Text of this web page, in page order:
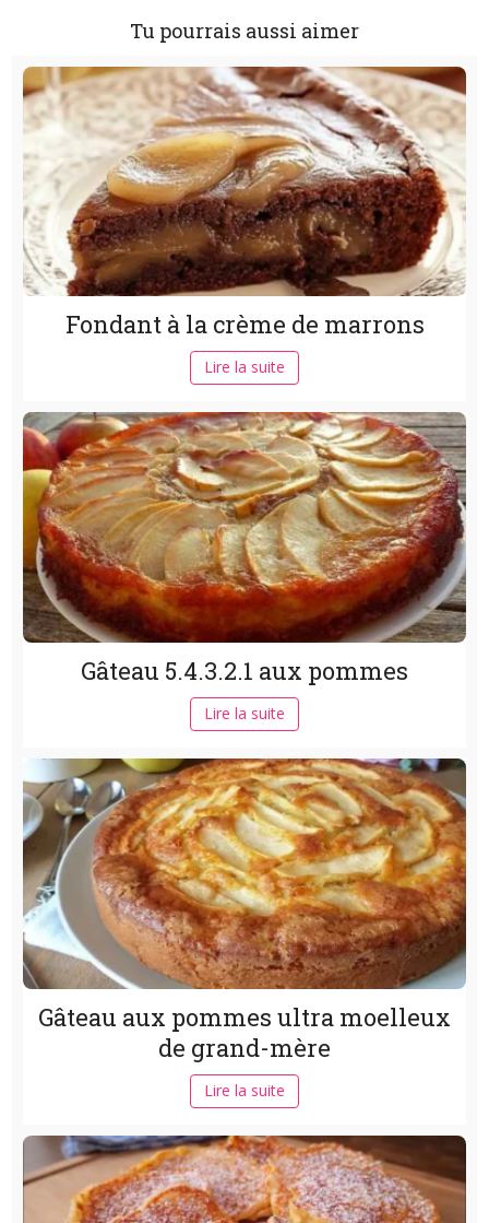
Tu pourrais aussi aimer
Fondant à la crème de marrons
Lire la suite
Gâteau 5.4.3.2.1 aux pommes
Lire la suite
Gâteau aux pommes ultra moelleux
de grand-mère
Lire la suite